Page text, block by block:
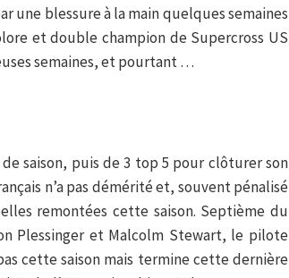
une blessure à la main quelques semaines
et double champion de Supercross US
semaines, et pourtant …
saison, puis de 3 top 5 pour clôturer son
n’a pas démérité et, souvent pénalisé
remontées cette saison. Septième du
Plessinger et Malcolm Stewart, le pilote
cette saison mais termine cette dernière